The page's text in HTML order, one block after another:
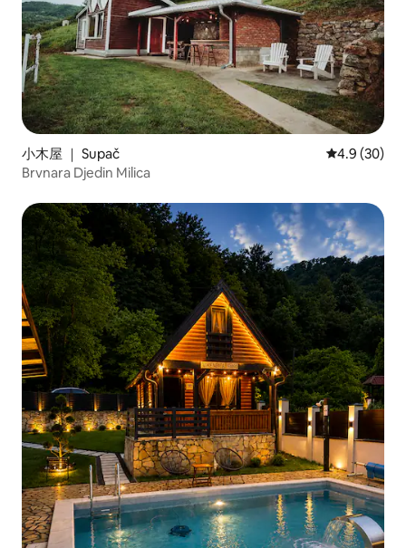
小木屋 ｜ Supač 平均评分
4.9 (30)
Brvnara Djedin Milica